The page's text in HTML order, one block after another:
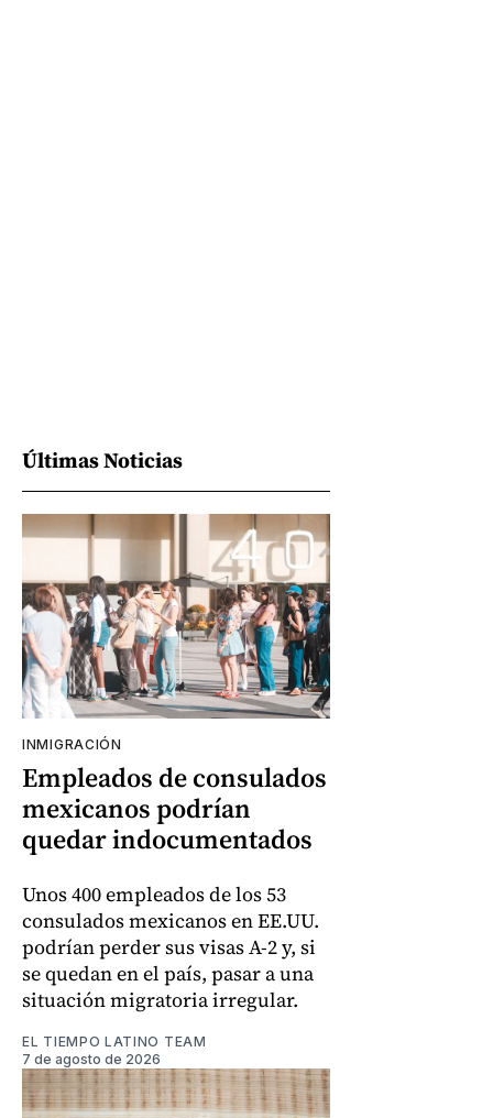
Últimas Noticias
INMIGRACIÓN
Empleados de consulados
mexicanos podrían
quedar indocumentados
Unos 400 empleados de los 53
consulados mexicanos en EE.UU.
podrían perder sus visas A-2 y, si
se quedan en el país, pasar a una
situación migratoria irregular.
EL TIEMPO LATINO TEAM
7 de agosto de 2026